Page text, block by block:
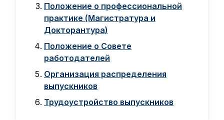
Положение о профессиональной
практике (Магистратура и
Докторантура)
Положение о Совете
работодателей
Организация распределения
выпускников
Трудоустройство выпускников